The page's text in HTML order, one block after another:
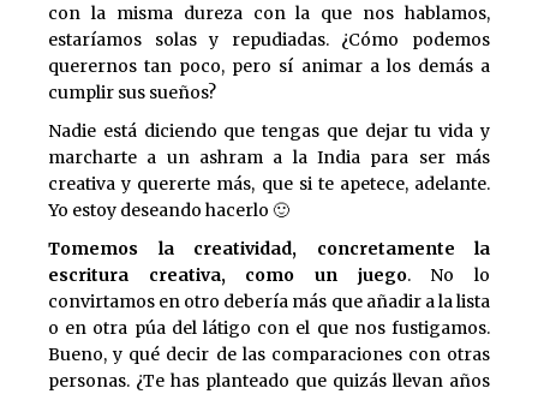
con la misma dureza con la que nos hablamos,
estaríamos solas y repudiadas. ¿Cómo podemos
querernos tan poco, pero sí animar a los demás a
cumplir sus sueños?
Nadie está diciendo que tengas que dejar tu vida y
marcharte a un ashram a la India para ser más
creativa y quererte más, que si te apetece, adelante.
Yo estoy deseando hacerlo 🙂
Tomemos la creatividad, concretamente la
escritura creativa, como un juego. No lo
convirtamos en otro debería más que añadir a la lista
o en otra púa del látigo con el que nos fustigamos.
Bueno, y qué decir de las comparaciones con otras
personas. ¿Te has planteado que quizás llevan años